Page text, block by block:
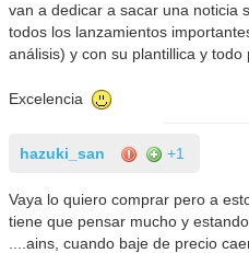
van a dedicar a sacar una noticia
todos los lanzamientos
análisis) y con su plantillica y
Excelencia
hazuki_san +1
Vaya lo quiero comprar pero a
tiene que pensar mucho y
....ains, cuando baje de precio